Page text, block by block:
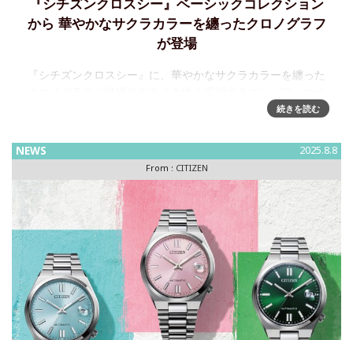
『シチズンクロスシー』ベーシックコレクション
から 華やかなサクラカラーを纏ったクロノグラフ
が登場
『シチズンクロスシー』に、華やかなサクラカラーを纏った
ッチブランド、シチズンxC（クロスシー）。どんなスタイル
シックコレクション
続きを読む
NEWS 2025.8.8
From : CITIZEN